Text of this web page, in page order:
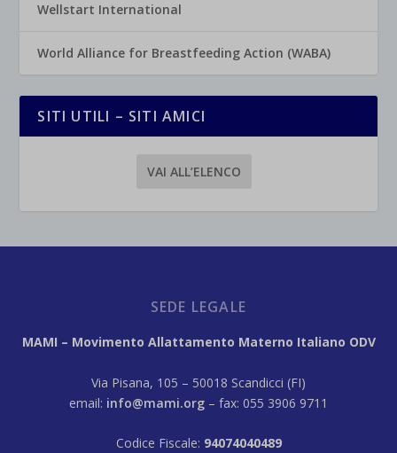
Wellstart International
World Alliance for Breastfeeding Action (WABA)
SITI UTILI – SITI AMICI
VAI ALL’ELENCO
SEDE LEGALE
MAMI – Movimento Allattamento Materno Italiano ODV
Via Pisana, 105 – 50018 Scandicci (FI)
email: info@mami.org – fax: 055 3906 9711
Codice Fiscale: 94074040489